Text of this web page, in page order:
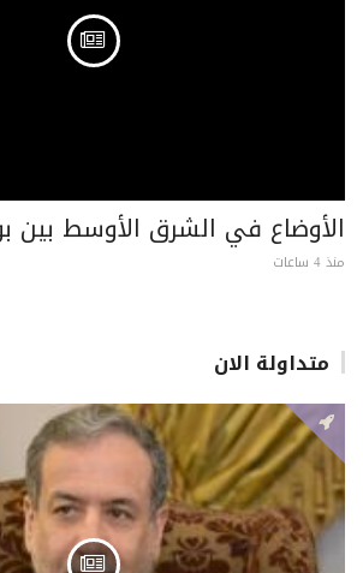
الأوضاع في الشرق الأوسط بين
منذ 4 ساعات
متداولة الان